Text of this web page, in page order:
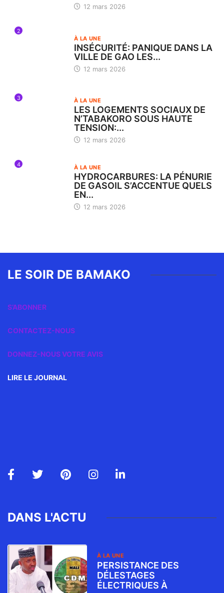
12 mars 2026
2
À LA UNE
INSÉCURITÉ: PANIQUE DANS LA
VILLE DE GAO LES...
12 mars 2026
3 À LA UNE
LES LOGEMENTS SOCIAUX DE
N’TABAKORO SOUS HAUTE
TENSION:...
12 mars 2026
4 À LA UNE
HYDROCARBURES: LA PÉNURIE
DE GASOIL S’ACCENTUE QUELS
EN...
12 mars 2026
LE SOIR DE BAMAKO
S’ABONNER
CONTACTEZ-NOUS
DONNEZ-NOUS VOTRE AVIS
LIRE LE JOURNAL
DANS L'ACTU
À LA UNE
PERSISTANCE DES
DÉLESTAGES
ÉLECTRIQUES À